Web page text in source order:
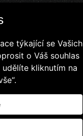
kapel
jezdci z.s.
webové stránky
týkající se Vašich
o Váš souhlas
kliknutím na